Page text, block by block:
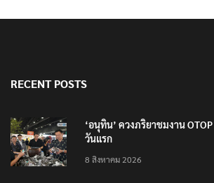
RECENT POSTS
‘อนุทิน’ ควงภริยาชมงาน
วันแรก
8 สิงหาคม 2026